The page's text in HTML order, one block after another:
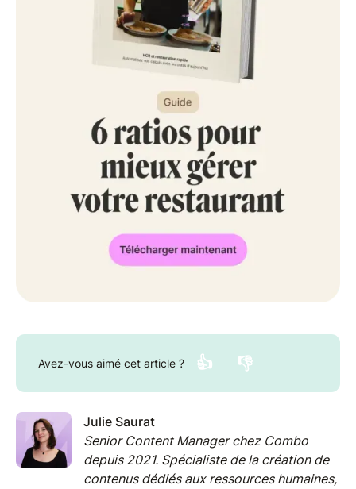
Avez-vous aimé cet article ? 👍 👎
Julie Saurat
Senior Content Manager chez Combo
depuis 2021. Spécialiste de la création de
contenus dédiés aux ressources humaines,